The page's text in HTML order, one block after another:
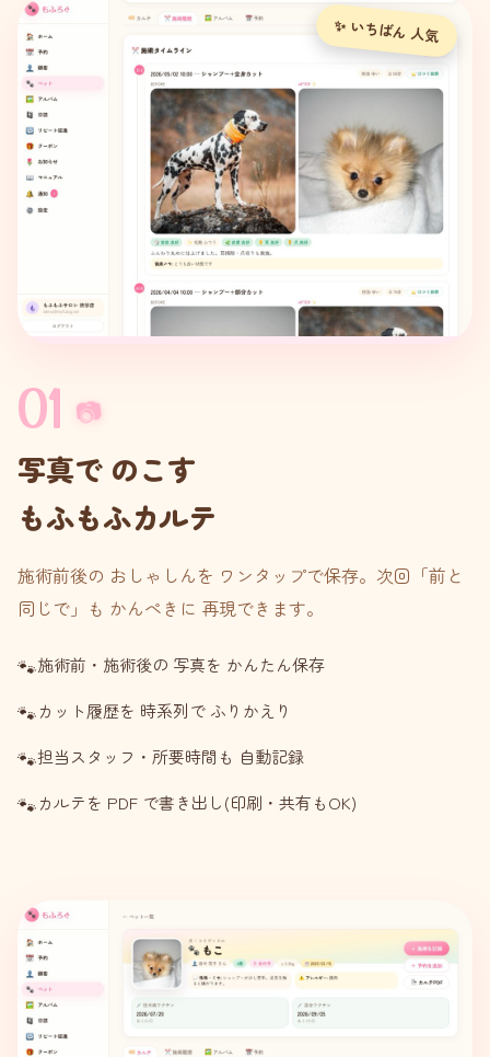
🐾
✨ いちばん 人気
01 📷
写真で のこす
もふもふカルテ
施術前後の おしゃしんを ワンタップで保存。次回「前と
同じで」も かんぺきに 再現できます。
施術前・施術後の 写真を かんたん保存
カット履歴を 時系列で ふりかえり
担当スタッフ・所要時間も 自動記録
カルテを PDF で書き出し(印刷・共有もOK)